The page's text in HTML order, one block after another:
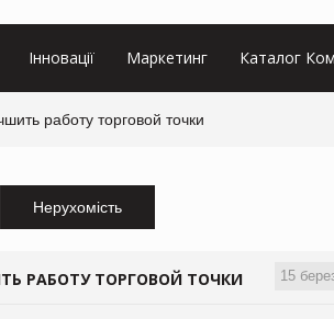
Інновації Маркетинг Каталог
работу торговой точки
Нерухомість
15
РАБОТУ ТОРГОВОЙ ТОЧКИ